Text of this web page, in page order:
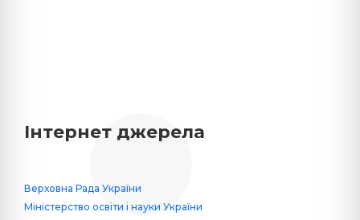
Інтернет джерела
Верховна Рада України
Міністерство освіти і науки України